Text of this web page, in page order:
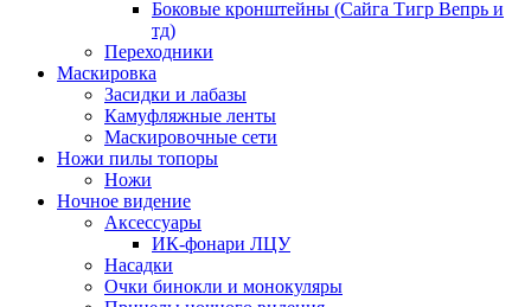
Боковые кронштейны (Сайга Тигр Вепрь и
тд)
Переходники
Маскировка
Засидки и лабазы
Камуфляжные ленты
Маскировочные сети
Ножи пилы топоры
Ножи
Ночное видение
Аксессуары
ИК-фонари ЛЦУ
Насадки
Очки бинокли и монокуляры